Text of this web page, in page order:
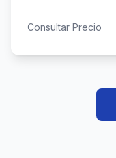
Consultar Precio